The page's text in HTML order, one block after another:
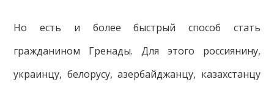
Но есть и более быстрый способ стать
гражданином Гренады. Для этого россиянину,
украинцу, белорусу, азербайджанцу, казахстанцу